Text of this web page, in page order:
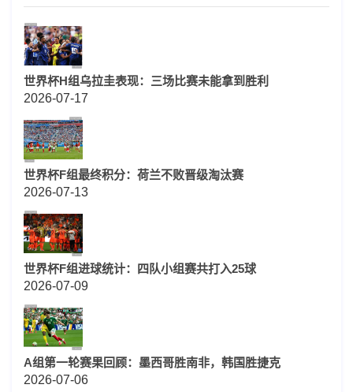
世界杯H组乌拉圭表现：三场比赛未能拿到胜利
2026-07-17
世界杯F组最终积分：荷兰不败晋级淘汰赛
2026-07-13
世界杯F组进球统计：四队小组赛共打入25球
2026-07-09
A组第一轮赛果回顾：墨西哥胜南非，韩国胜捷克
2026-07-06